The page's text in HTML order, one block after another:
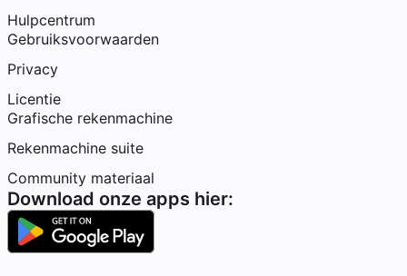
Hulpcentrum
Gebruiksvoorwaarden
Privacy
Licentie
Grafische rekenmachine
Rekenmachine suite
Community materiaal
Download onze apps hier: